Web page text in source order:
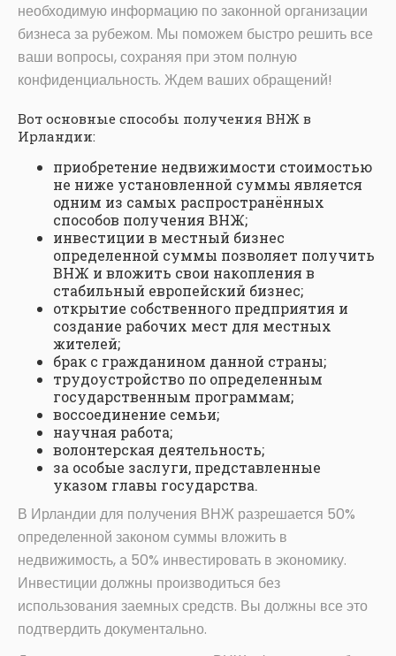
необходимую информацию по законной организации
бизнеса за рубежом. Мы поможем быстро решить все
ваши вопросы, сохраняя при этом полную
конфиденциальность. Ждем ваших обращений!
Вот основные способы получения ВНЖ в
Ирландии:
приобретение недвижимости стоимостью
не ниже установленной суммы является
одним из самых распространённых
способов получения ВНЖ;
инвестиции в местный бизнес
определенной суммы позволяет получить
ВНЖ и вложить свои накопления в
стабильный европейский бизнес;
открытие собственного предприятия и
создание рабочих мест для местных
жителей;
брак с гражданином данной страны;
трудоустройство по определенным
государственным программам;
воссоединение семьи;
научная работа;
волонтерская деятельность;
за особые заслуги, представленные
указом главы государства.
В Ирландии для получения ВНЖ разрешается 50%
определенной законом суммы вложить в
недвижимость, а 50% инвестировать в экономику.
Инвестиции должны производиться без
использования заемных средств. Вы должны все это
подтвердить документально.